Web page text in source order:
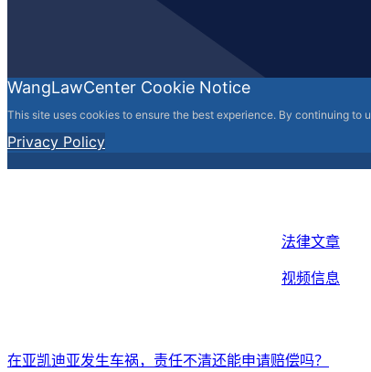
WangLawCenter Cookie Notice
This site uses cookies to ensure the best experience. By continuing
Privacy Policy
法律文章
视频信息
在亚凯迪亚发生车祸，责任不清还能申请赔偿吗？